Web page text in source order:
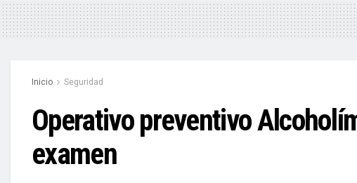
Inicio Seguridad
Operativo preventivo
examen